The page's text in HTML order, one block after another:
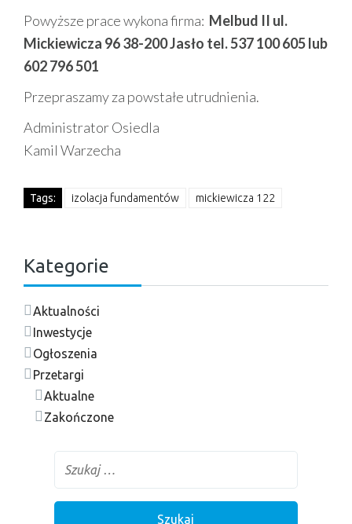
Powyższe prace wykona firma: Melbud II ul.
Mickiewicza 96 38-200 Jasło tel. 537 100 605 lub
602 796 501
Przepraszamy za powstałe utrudnienia.
Administrator Osiedla
Kamil Warzecha
Tags: izolacja fundamentów mickiewicza 122
Kategorie
Aktualności
Inwestycje
Ogłoszenia
Przetargi
Aktualne
Zakończone